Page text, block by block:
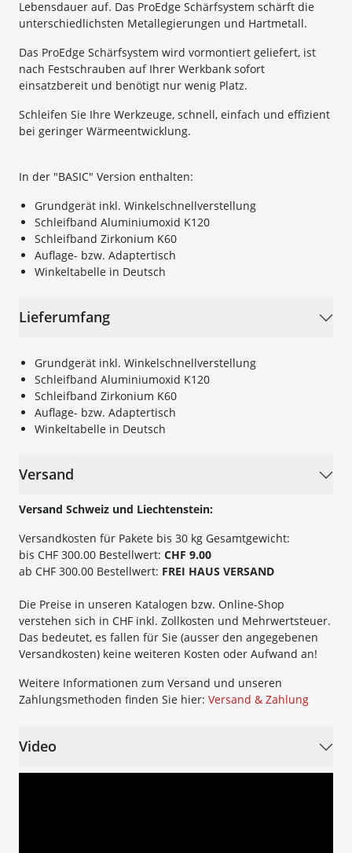
Lebensdauer auf. Das ProEdge Schärfsystem schärft die
unterschiedlichsten Metallegierungen und Hartmetall.
Das ProEdge Schärfsystem wird vormontiert geliefert, ist
nach Festschrauben auf Ihrer Werkbank sofort
einsatzbereit und benötigt nur wenig Platz.
Schleifen Sie Ihre Werkzeuge, schnell, einfach und effizient
bei geringer Wärmeentwicklung.
In der "BASIC" Version enthalten:
Grundgerät inkl. Winkelschnellverstellung
Schleifband Aluminiumoxid K120
Schleifband Zirkonium K60
Auflage- bzw. Adaptertisch
Winkeltabelle in Deutsch
Lieferumfang
Grundgerät inkl. Winkelschnellverstellung
Schleifband Aluminiumoxid K120
Schleifband Zirkonium K60
Auflage- bzw. Adaptertisch
Winkeltabelle in Deutsch
Versand
Versand Schweiz und Liechtenstein:
Versandkosten für Pakete bis 30 kg Gesamtgewicht:
bis CHF 300.00 Bestellwert: CHF 9.00
ab CHF 300.00 Bestellwert: FREI HAUS VERSAND
Die Preise in unseren Katalogen bzw. Online-Shop
verstehen sich in CHF inkl. Zollkosten und Mehrwertsteuer.
Das bedeutet, es fallen für Sie (ausser den angegebenen
Versandkosten) keine weiteren Kosten oder Aufwand an!
Weitere Informationen zum Versand und unseren
Zahlungsmethoden finden Sie hier: Versand & Zahlung
Video